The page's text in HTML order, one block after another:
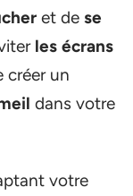
et de se
les écrans
créer un
dans votre
votre